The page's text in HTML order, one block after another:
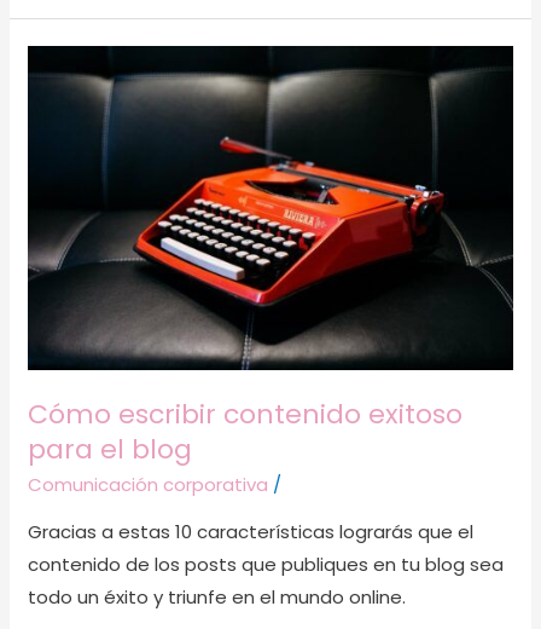
Cómo escribir contenido exitoso
para el blog
Comunicación corporativa /
Gracias a estas 10 características lograrás que el
contenido de los posts que publiques en tu blog sea
todo un éxito y triunfe en el mundo online.
escribir
contenido
blog